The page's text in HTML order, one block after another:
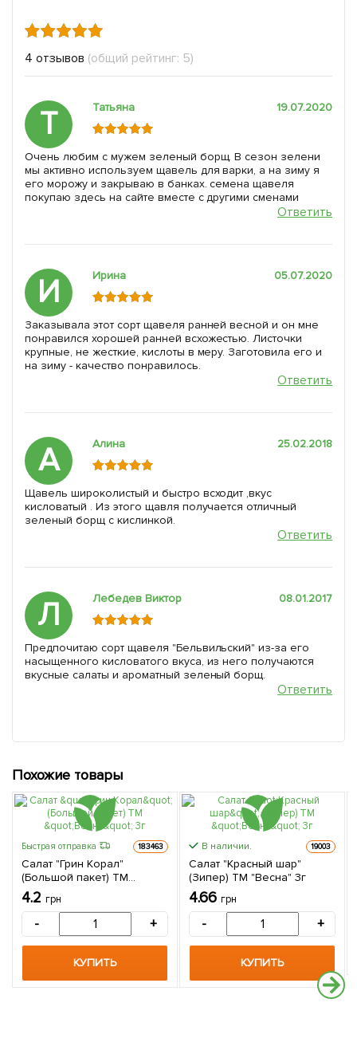
4 отзывов (общий рейтинг: 5)
Т Татьяна 19.07.2020
Очень любим с мужем зеленый борщ. В сезон зелени
мы активно используем щавель для варки, а на зиму я
его морожу и закрываю в банках. семена щавеля
покупаю здесь на сайте вместе с другими сменами
Ответить
И Ирина 05.07.2020
Заказывала этот сорт щавеля ранней весной и он мне
понравился хорошей ранней всхожестью. Листочки
крупные, не жесткие, кислоты в меру. Заготовила его и
на зиму - качество понравилось.
Ответить
А Алина 25.02.2018
Щавель широколистый и быстро всходит ,вкус
кисловатый . Из этого щавля получается отличный
зеленый борщ с кислинкой.
Ответить
Л Лебедев Виктор 08.01.2017
Предпочитаю сорт щавеля "Бельвильский" из-за его
насыщенного кисловатого вкуса, из него получаются
вкусные салаты и ароматный зеленый борщ.
Ответить
Похожие товары
Быстрая отправка 183463
Салат "Грин Корал"
(Большой пакет) ТМ
"Весна" 3г
4.2 грн
- +
КУПИТЬ
В наличии. 19003
Салат "Красный шар"
(Зипер) ТМ "Весна" 3г
4.66 грн
- +
КУПИТЬ